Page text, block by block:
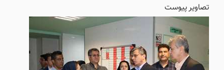
تصاویر پیوست